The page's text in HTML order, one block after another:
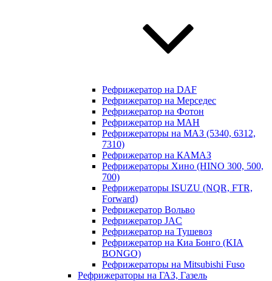
Рефрижератор на DAF
Рефрижератор на Мерседес
Рефрижератор на Фотон
Рефрижератор на МАН
Рефрижераторы на МАЗ (5340, 6312,
7310)
Рефрижератор на КАМАЗ
Рефрижераторы Хино (HINO 300, 500,
700)
Рефрижераторы ISUZU (NQR, FTR,
Forward)
Рефрижератор Вольво
Рефрижератор JAC
Рефрижератор на Тушевоз
Рефрижератор на Киа Бонго (KIA
BONGO)
Рефрижераторы на Mitsubishi Fuso
Рефрижераторы на ГАЗ, Газель